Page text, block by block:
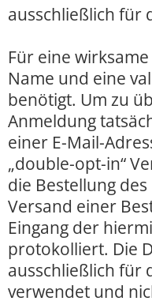
ausschließlich für
Für eine
Name und eine
benötigt. Um zu
Anmeldung
einer E-Mail-
„double-opt-in“
die Bestellung
Versand einer
Eingang der
protokolliert. Die
ausschließlich für
verwendet und